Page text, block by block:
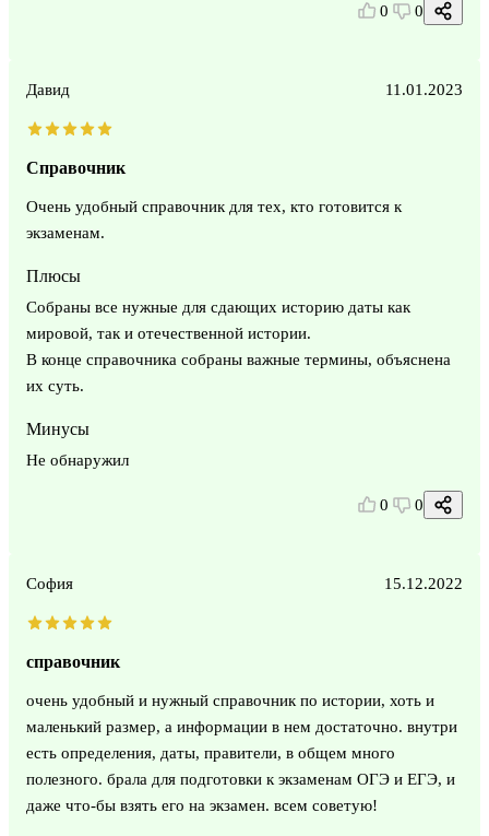
0 0
Давид 11.01.2023
Справочник
Очень удобный справочник для тех, кто готовится к
экзаменам.
Плюсы
Собраны все нужные для сдающих историю даты как
мировой, так и отечественной истории.
В конце справочника собраны важные термины, объяснена
их суть.
Минусы
Не обнаружил
0 0
София 15.12.2022
справочник
очень удобный и нужный справочник по истории, хоть и
маленький размер, а информации в нем достаточно. внутри
есть определения, даты, правители, в общем много
полезного. брала для подготовки к экзаменам ОГЭ и ЕГЭ, и
даже что-бы взять его на экзамен. всем советую!